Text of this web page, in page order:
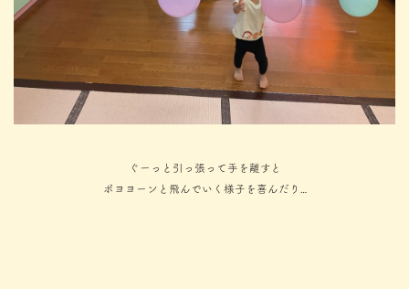
ぐーっと引っ張って手を離すと
ポヨヨーンと飛んでいく様子を喜んだり…